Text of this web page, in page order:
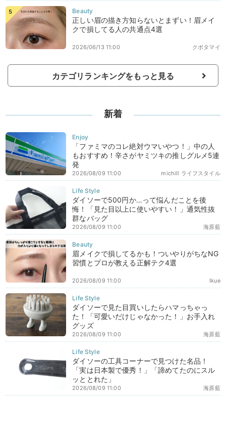
正しい眉の描き方知らないとまずい！眉メイ
クで損してる人の共通点4選
クボタマイ
2026/06/13 11:00
カテゴリランキングをもっと見る
新着
「ファミマのコレ絶対ウマいやつ！」中の人
もおすすめ！辛さがヤミツキの推しグルメ5連
発
michill ライフスタイル
2026/08/09 11:00
ダイソーで500円か…って悩んだことを後
悔！「見た目以上に使いやすい！」通気性抜
群なバッグ
海原藍
2026/08/09 11:00
眉メイクで損してるかも！ついやりがちなNG
習慣とプロが教える正解テク4選
Ikue
2026/08/09 11:00
ダイソーで見た目買いしたらハマっちゃっ
た！「可愛いだけじゃなかった！」お手入れ
グッズ
海原藍
2026/08/09 11:00
ダイソーの工具コーナーで見つけた名品！
「実は日本製で優秀！」「諦めてたのにスル
ッととれた」
海原藍
2026/08/09 11:00